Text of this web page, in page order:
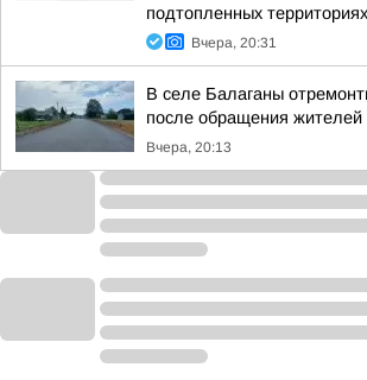
подтопленных территориях
Вчера, 20:31
В селе Балаганы
после обращения жителей
Вчера, 20:13